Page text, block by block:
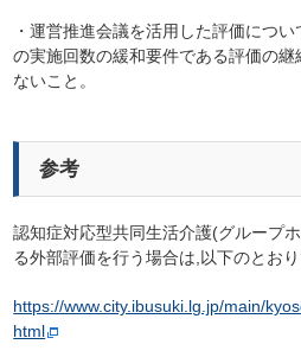
・運営推進会議を活用した評価につ
の実施回数の緩和要件である評価の
ないこと。
参考
認知症対応型共同生活介護(グループ
る外部評価を行う場合は,以下のとおり
https://www.city.ibusuki.lg.jp/main/
html